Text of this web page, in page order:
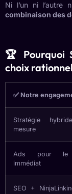
Ni l’un ni l’autre
combinaison des
🏆 Pourquoi
choix rationnel
✅ Notre
Stratégie
mesure
Ads pour le
immédiat
SEO +